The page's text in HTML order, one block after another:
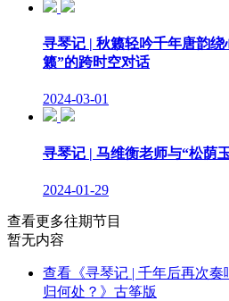
寻琴记 | 秋籁轻吟千年唐韵
籁”的跨时空对话
2024-03-01
寻琴记 | 马维衡老师与“松荫
2024-01-29
查看更多往期节目
暂无内容
查看《寻琴记 | 千年后再次
归何处？》古筝版